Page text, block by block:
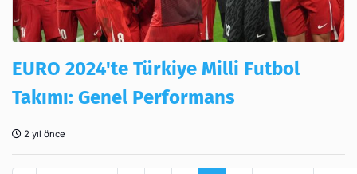
EURO 2024'te Türkiye Milli Futbol
Takımı: Genel Performans
2 yıl önce